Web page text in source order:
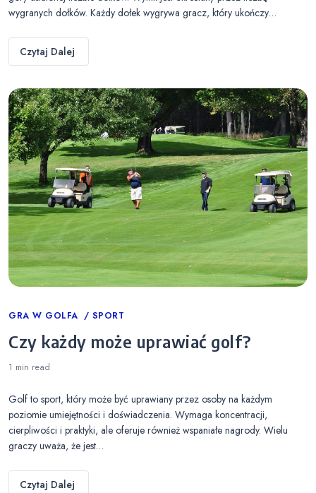
wygranych dołków. Każdy dołek wygrywa gracz, który ukończy…
Czytaj Dalej
Categories
GRA W GOLFA SPORT
Czy każdy może uprawiać golf?
1 min read
Golf to sport, który może być uprawiany przez osoby na każdym
poziomie umiejętności i doświadczenia. Wymaga koncentracji,
cierpliwości i praktyki, ale oferuje również wspaniałe nagrody. Wielu
graczy uważa, że jest…
Czytaj Dalej